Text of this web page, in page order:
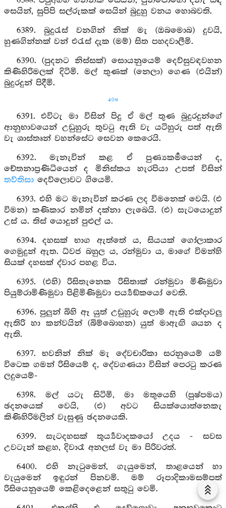
සෙයින්, සුපිපි සල්රුකක් සෙයින් බුදුහු වනය හොබවති.
6389. බුදුරැස් වනගින් නික් මැ (ඔබමොබ) දුවයි,
හුණගින්නක් වන් එරැස් දැක (මම්) සිත පහදවාලීමි.
6390. (පුදනට නිස්සක්) සොයනුයෙම් දෙව්සුවඳවහන
කිණිහිරිමලක් දිටිමි. මල් තුණක් (නෙලා) ගෙණ (එයින්)
බුදුරදුන් පිදීමි.
409
6391. එවිටැ මා විසින් පිදූ ඒ මල් තුණ බුදුරදුන්ගේ
ආනුභාවයෙන් උඩුහුරු තුවටු ඇති වැ යටිහුරු පත් ඇති
වැ ශාස්තෘන් වහන්සේට සෙවන කෙරෙයි.
6392. මැනැවින් කළ ඒ පුණ්‍යකර්‍මයෙන් ද,
චේතනාප්‍රණිධියෙන් ද මිනිස්කය හැරපියා උපත් විසින්
තව්තිසා දෙව්ලොවට ගියෙමි.
6393. එහි මට මැනැවින් කරණ ලද විමනෙක් වෙයි. (එ
විමන) කණිකාර නමින් දක්නා ලැබෙයි. (එ) සැටයොදුන්
උස් ය. තිස් යොදුන් පුළුල් ය.
6394. දහසක් භාග ඇත්තේ ය, සියයක් ගෝලාකාර
ගෙමුදුන් ඇත. ධ්වජ බහුල ය, රන්මුවා ය, මාගේ විමන්හි
සියක් දහසක් ද්වාර පහළ විය.
6395. (එහි) රිසිතැනෙක රිසිතාක් රන්මුවා මිණිමුවා
පියුම්රාමිණිමුවා පිළිමිණිමුවා පර්‍ය්‍යඞ්කයෝ වෙති.
6396. පුලුන් බිහි ඈ යුත් උඩුහුරු ලොම් ඇති එක්දාවලු
ඇතිරි හා කන්වයින් (බිම්බොහන) යුත් මාඇඟි ශයන ද
ඇති.
6397. භවනින් නික් මැ දේවචාරිකා සරනුයෙම් යම්
විටෙක ගමන් රිසියෙම් ද, දේවගණයා විසින් පෙරටු කරණ
ලදුයෙම්-
6398. මල් යටැ සිටිමි, මා මතුයෙහි (පුෂ්පමය)
ඡදනයෙක් වෙයි, (එ) අවට සියක්යොත්නෙකැ
කිණිහිරිමලින් වැසුණු ඡදනයෙකි.
6399. සැටදහසක් තූර්‍ය්‍යවාදකයෝ උදය - සවස
උවටැන් කළහ, දිවාරෑ අනලස් වැ මා පිරිවරත්.
6400. එහි නැටුමෙන්, ගැයුමෙන්, තාළයෙන් හා
වැයුමෙන් ඉඳුරන් පිනවමි. මම් රූපාදිකාමසම්පත්
රිසියෙනුයෙම් කෙළිදෙළෙන් සතුටු වෙමි.